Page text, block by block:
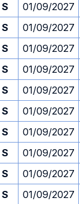
S 01/09/2027
S 01/09/2027
S 01/09/2027
S 01/09/2027
S 01/09/2027
S 01/09/2027
S 01/09/2027
S 01/09/2027
S 01/09/2027
S 01/09/2027